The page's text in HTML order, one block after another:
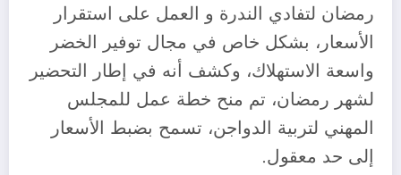
رمضان لتفادي الندرة و العمل على استقرار
الأسعار، بشكل خاص في مجال توفير الخضر
واسعة الاستهلاك، وكشف أنه في إطار التحضير
لشهر رمضان، تم منح خطة عمل للمجلس
المهني لتربية الدواجن، تسمح بضبط الأسعار
إلى حد معقول.